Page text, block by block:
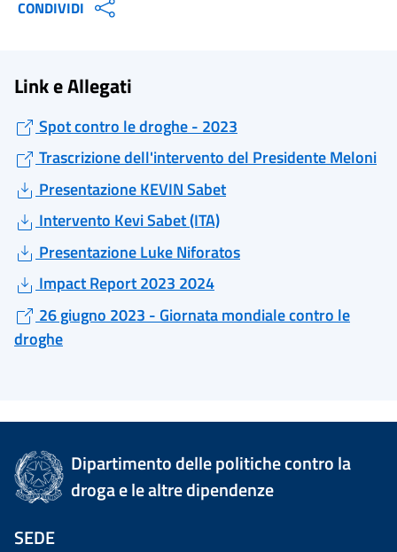
CONDIVIDI
Link e Allegati
Spot contro le droghe - 2023
Trascrizione dell'intervento del Presidente Meloni
Presentazione KEVIN Sabet
Intervento Kevi Sabet (ITA)
Presentazione Luke Niforatos
Impact Report 2023 2024
26 giugno 2023 - Giornata mondiale contro le
droghe
Dipartimento delle politiche contro la
droga e le altre dipendenze
SEDE